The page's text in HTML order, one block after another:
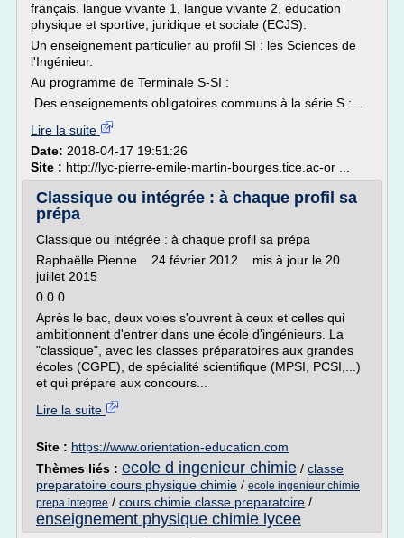
français, langue vivante 1, langue vivante 2, éducation
physique et sportive, juridique et sociale (ECJS).
Un enseignement particulier au profil SI : les Sciences de
l'Ingénieur.
Au programme de Terminale S-SI :
Des enseignements obligatoires communs à la série S :...
Lire la suite
Date: 2018-04-17 19:51:26
Site : http://lyc-pierre-emile-martin-bourges.tice.ac-or ...
Classique ou intégrée : à chaque profil sa
prépa
Classique ou intégrée : à chaque profil sa prépa
Raphaëlle Pienne 24 février 2012 mis à jour le 20
juillet 2015
0 0 0
Après le bac, deux voies s'ouvrent à ceux et celles qui
ambitionnent d'entrer dans une école d'ingénieurs. La
"classique", avec les classes préparatoires aux grandes
écoles (CGPE), de spécialité scientifique (MPSI, PCSI,...)
et qui prépare aux concours...
Lire la suite
Site : https://www.orientation-education.com
Thèmes liés : ecole d ingenieur chimie / classe
preparatoire cours physique chimie / ecole ingenieur chimie
prepa integree / cours chimie classe preparatoire /
enseignement physique chimie lycee